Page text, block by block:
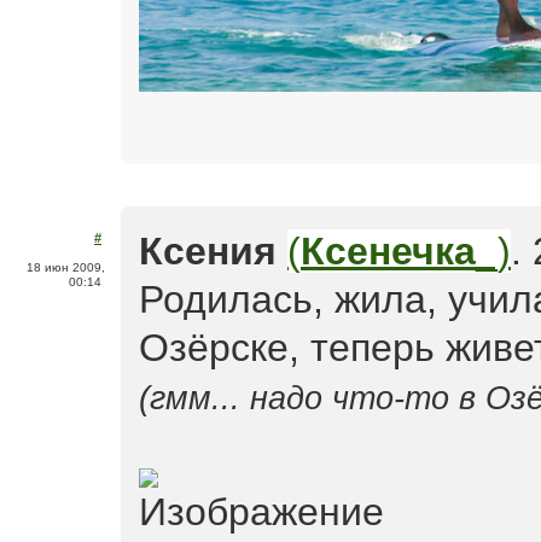
#
18 июн 2009,
00:14
Ксения (Ксенечка _).
Родилась, жила,
Озёрске, теперь
(гмм... надо что-то в